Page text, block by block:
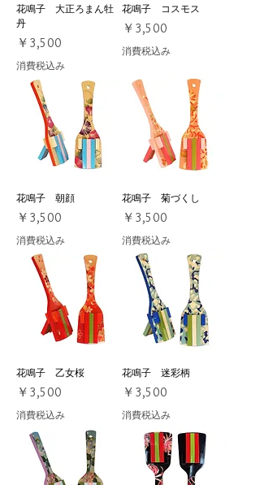
花鳴子 大正ろまん牡
丹
価格
￥3,500
消費税込み
花鳴子 コスモス
価格
￥3,500
消費税込み
花鳴子 朝顔
価格
￥3,500
消費税込み
花鳴子 菊づくし
価格
￥3,500
消費税込み
花鳴子 乙女桜
価格
￥3,500
消費税込み
花鳴子 迷彩柄
価格
￥3,500
消費税込み